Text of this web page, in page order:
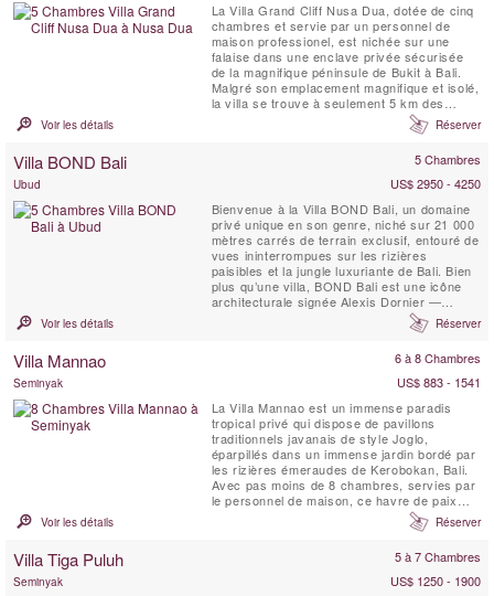
La Villa Grand Cliff Nusa Dua, dotée de cinq
chambres et servie par un personnel de
maison professionel, est nichée sur une
falaise dans une enclave privée sécurisée
de la magnifique péninsule de Bukit à Bali.
Malgré son emplacement magnifique et isolé,
la villa se trouve à seulement 5 km des
commerces, des restaurants, du golf et des
activités nautiques de Nusa Dua, qui sont
voiture et au chauffeur gratuits de la villa.
Voir les détails Réserver
Villa BOND Bali 5 Chambres
Ubud
US$ 2950 - 4250
Bienvenue à la Villa BOND Bali, un domaine
privé unique en son genre, niché sur 21 000
mètres carrés de terrain exclusif, entouré de
vues ininterrompues sur les rizières
paisibles et la jungle luxuriante de Bali. Bien
plus qu’une villa, BOND Bali est une icône
architecturale signée Alexis Dornier —
conçue pour éveiller les sens et vous
ramener à la sérénité. L’expérience se
conçues, un jardin de 5 000 m², des ...
Voir les détails Réserver
Villa Mannao 6 à 8 Chambres
Seminyak
US$ 883 - 1541
La Villa Mannao est un immense paradis
tropical privé qui dispose de pavillons
traditionnels javanais de style Joglo,
éparpillés dans un immense jardin bordé par
les rizières émeraudes de Kerobokan, Bali.
Avec pas moins de 8 chambres, servies par
le personnel de maison, ce havre de paix
pour les vacances est conçu pour des
familles nombreuses ou des groupes d'amis,
calme, tout en restant proche de la
Voir les détails Réserver
Villa Tiga Puluh 5 à 7 Chambres
Seminyak
US$ 1250 - 1900